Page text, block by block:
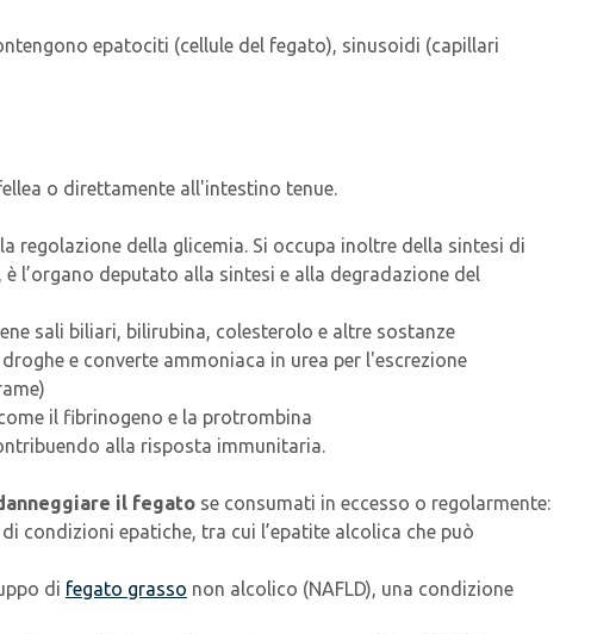
epatociti (cellule del fegato), sinusoidi (capillari
o direttamente all'intestino tenue.
regolazione della glicemia. Si occupa inoltre della sintesi di
l’organo deputato alla sintesi e alla degradazione del
sali biliari, bilirubina, colesterolo e altre sostanze
e converte ammoniaca in urea per l'escrezione
il fibrinogeno e la protrombina
alla risposta immunitaria.
il fegato se consumati in eccesso o regolarmente:
condizioni epatiche, tra cui l’epatite alcolica che può
di fegato grasso non alcolico (NAFLD), una condizione